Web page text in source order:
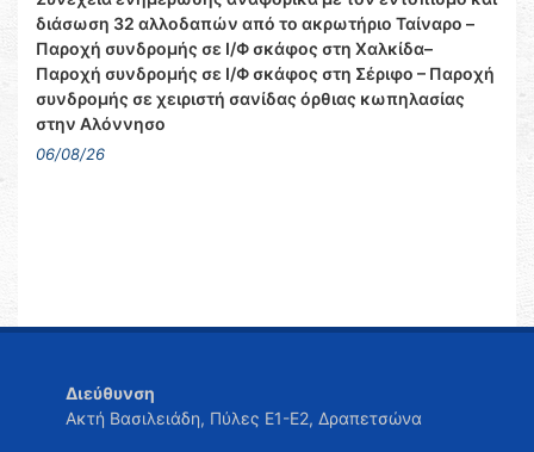
διάσωση 32 αλλοδαπών από το ακρωτήριο Ταίναρο –
Παροχή συνδρομής σε Ι/Φ σκάφος στη Χαλκίδα–
Παροχή συνδρομής σε Ι/Φ σκάφος στη Σέριφο – Παροχή
συνδρομής σε χειριστή σανίδας όρθιας κωπηλασίας
στην Αλόννησο
06/08/26
Διεύθυνση
Ακτή Βασιλειάδη, Πύλες Ε1-Ε2, Δραπετσώνα